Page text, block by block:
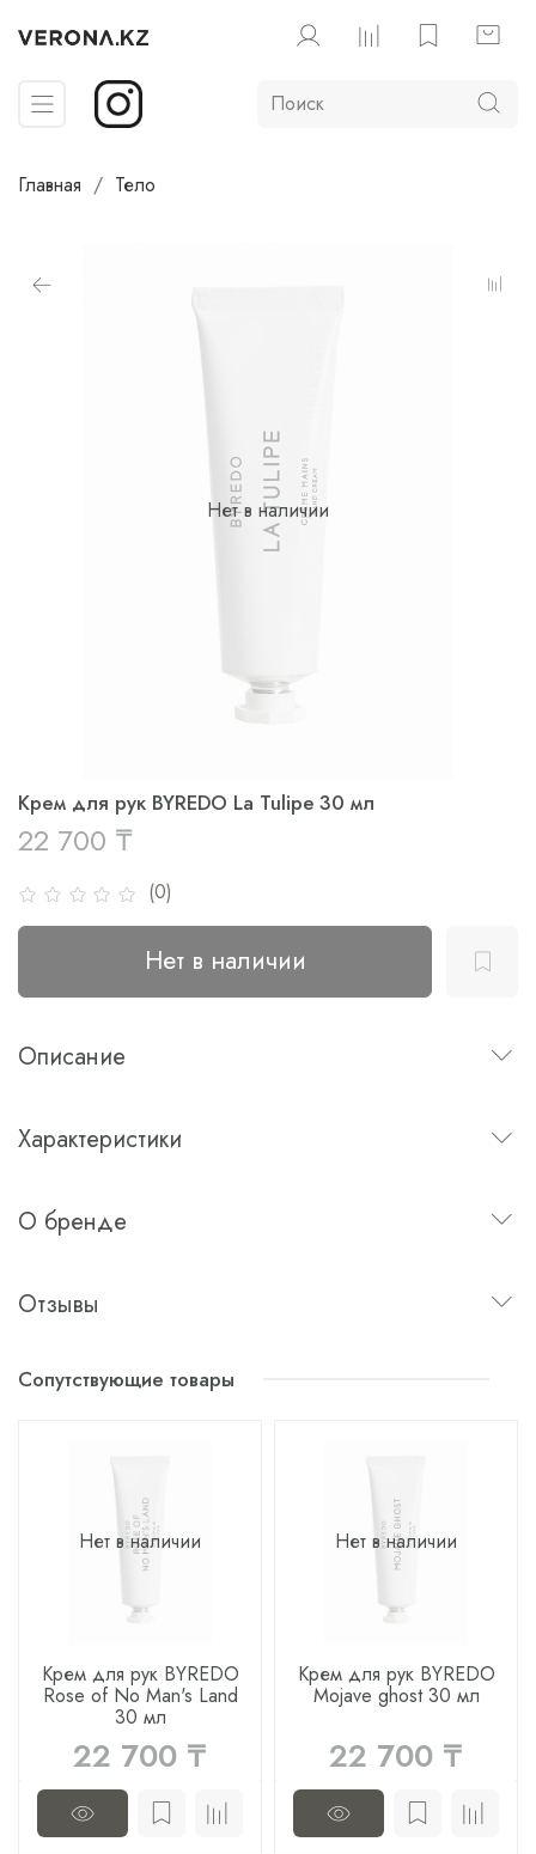
Главная Тело
Нет в наличии
(0)
Крем для рук BYREDO La Tulipe 30 мл
22 700 ₸
Нет в наличии
Описание
Характеристики
О бренде
Отзывы
Сопутствующие товары
Нет в наличии
Крем для рук BYREDO
Rose of No Man's Land
30 мл
22 700 ₸
Нет в наличии
Крем для рук BYREDO
Mojave ghost 30 мл
22 700 ₸